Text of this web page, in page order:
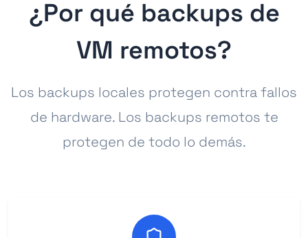
¿Por qué backups de
VM remotos?
Los backups locales protegen contra fallos
de hardware. Los backups remotos te
protegen de todo lo demás.